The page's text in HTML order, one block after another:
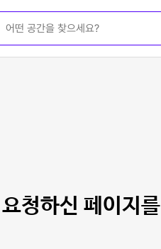
요청하신 페이지를